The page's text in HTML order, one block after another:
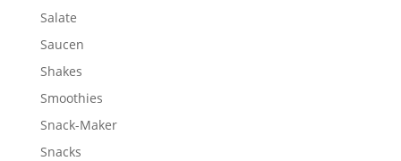
Salate
Saucen
Shakes
Smoothies
Snack-Maker
Snacks